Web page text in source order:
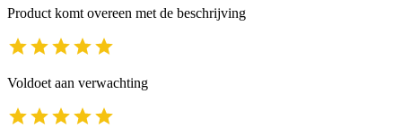
Product komt overeen met de beschrijving
Voldoet aan verwachting